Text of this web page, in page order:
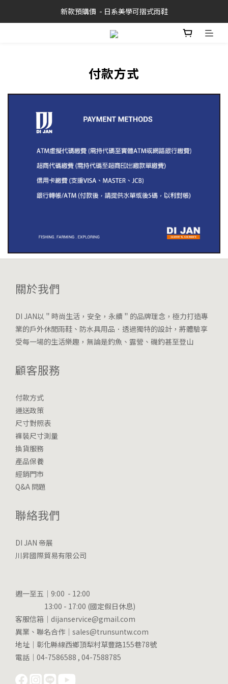
新款預購價  - 日系美學可摺式雨鞋
付款方式
關於我們
DI JAN以＂時尚生活，安全，永續＂的品牌理念，極力打造專
業的戶外休閒雨鞋、防水具用品．透過獨特的設計，將體驗享
受每一場的生活樂趣，無論是釣魚、露營、磯釣甚至登山
顧客服務
付款方式
運送政策
尺寸對照表
褲裝尺寸測量
換貨服務
產品保養
經銷門市
Q&A 問題
聯絡我們
DI JAN 帝展
川昇國際貿易有限公司
週一至五｜9:00 - 12:00
13:00 - 17:00 (國定假日休息)
客服信箱｜dijanservice@gmail.com
異業、聯名合作｜sales@trunsuntw.com
地址｜彰化縣線西鄉頂犁村草豐路155巷78號
電話｜04-7586588 , 04-7588785